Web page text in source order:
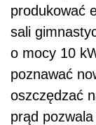
produkować
sali
o mocy 10
poznawać
oszczędzać
prąd